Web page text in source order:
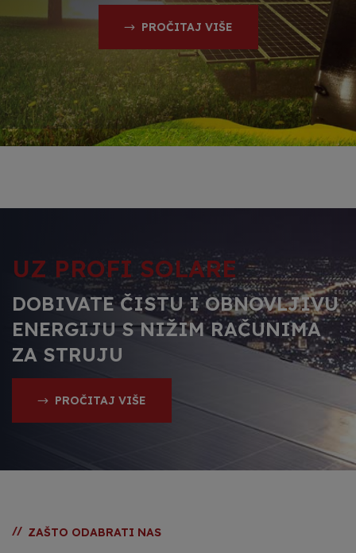
PROČITAJ VIŠE
UZ PROFI SOLARE
DOBIVATE ČISTU I OBNOVLJIVU
ENERGIJU S NIŽIM RAČUNIMA
ZA STRUJU
PROČITAJ VIŠE
// ZAŠTO ODABRATI NAS